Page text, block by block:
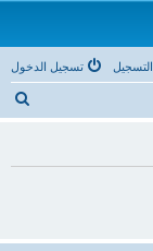
تسجيل الدخول التسجيل